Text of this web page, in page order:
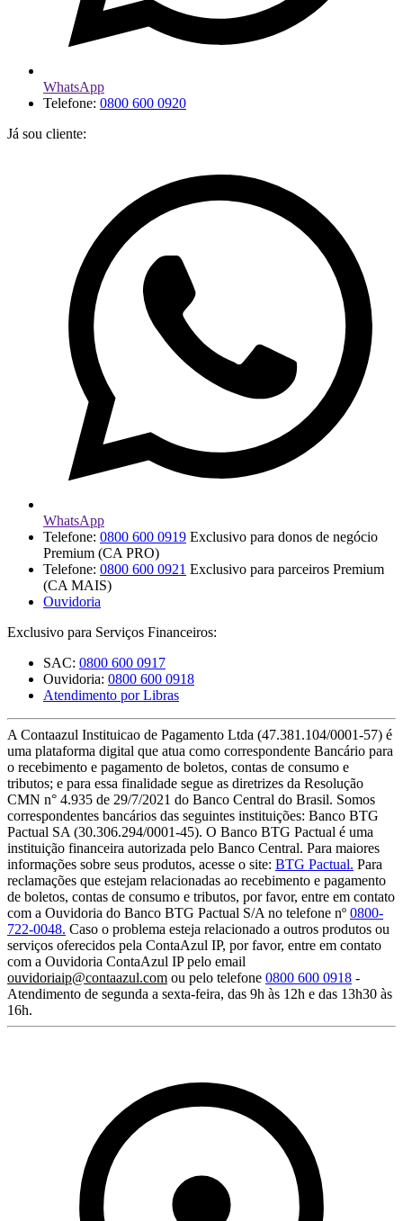
Teste Grátis
WhatsApp
Telefone: 0800 600 0920
Já sou cliente:
WhatsApp
Telefone: 0800 600 0919 Exclusivo para donos de negócio
Premium (CA PRO)
Telefone: 0800 600 0921 Exclusivo para parceiros Premium
(CA MAIS)
Ouvidoria
Exclusivo para Serviços Financeiros:
SAC: 0800 600 0917
Ouvidoria: 0800 600 0918
Atendimento por Libras
A Contaazul Instituicao de Pagamento Ltda (47.381.104/0001-57) é
uma plataforma digital que atua como correspondente Bancário para
o recebimento e pagamento de boletos, contas de consumo e
tributos; e para essa finalidade segue as diretrizes da Resolução
CMN n° 4.935 de 29/7/2021 do Banco Central do Brasil. Somos
correspondentes bancários das seguintes instituições: Banco BTG
Pactual SA (30.306.294/0001-45). O Banco BTG Pactual é uma
instituição financeira autorizada pelo Banco Central. Para maiores
informações sobre seus produtos, acesse o site: BTG Pactual. Para
reclamações que estejam relacionadas ao recebimento e pagamento
de boletos, contas de consumo e tributos, por favor, entre em contato
com a Ouvidoria do Banco BTG Pactual S/A no telefone nº 0800-
722-0048. Caso o problema esteja relacionado a outros produtos ou
serviços oferecidos pela ContaAzul IP, por favor, entre em contato
com a Ouvidoria ContaAzul IP pelo email
ouvidoriaip@contaazul.com ou pelo telefone 0800 600 0918 -
Atendimento de segunda a sexta-feira, das 9h às 12h e das 13h30 às
16h.